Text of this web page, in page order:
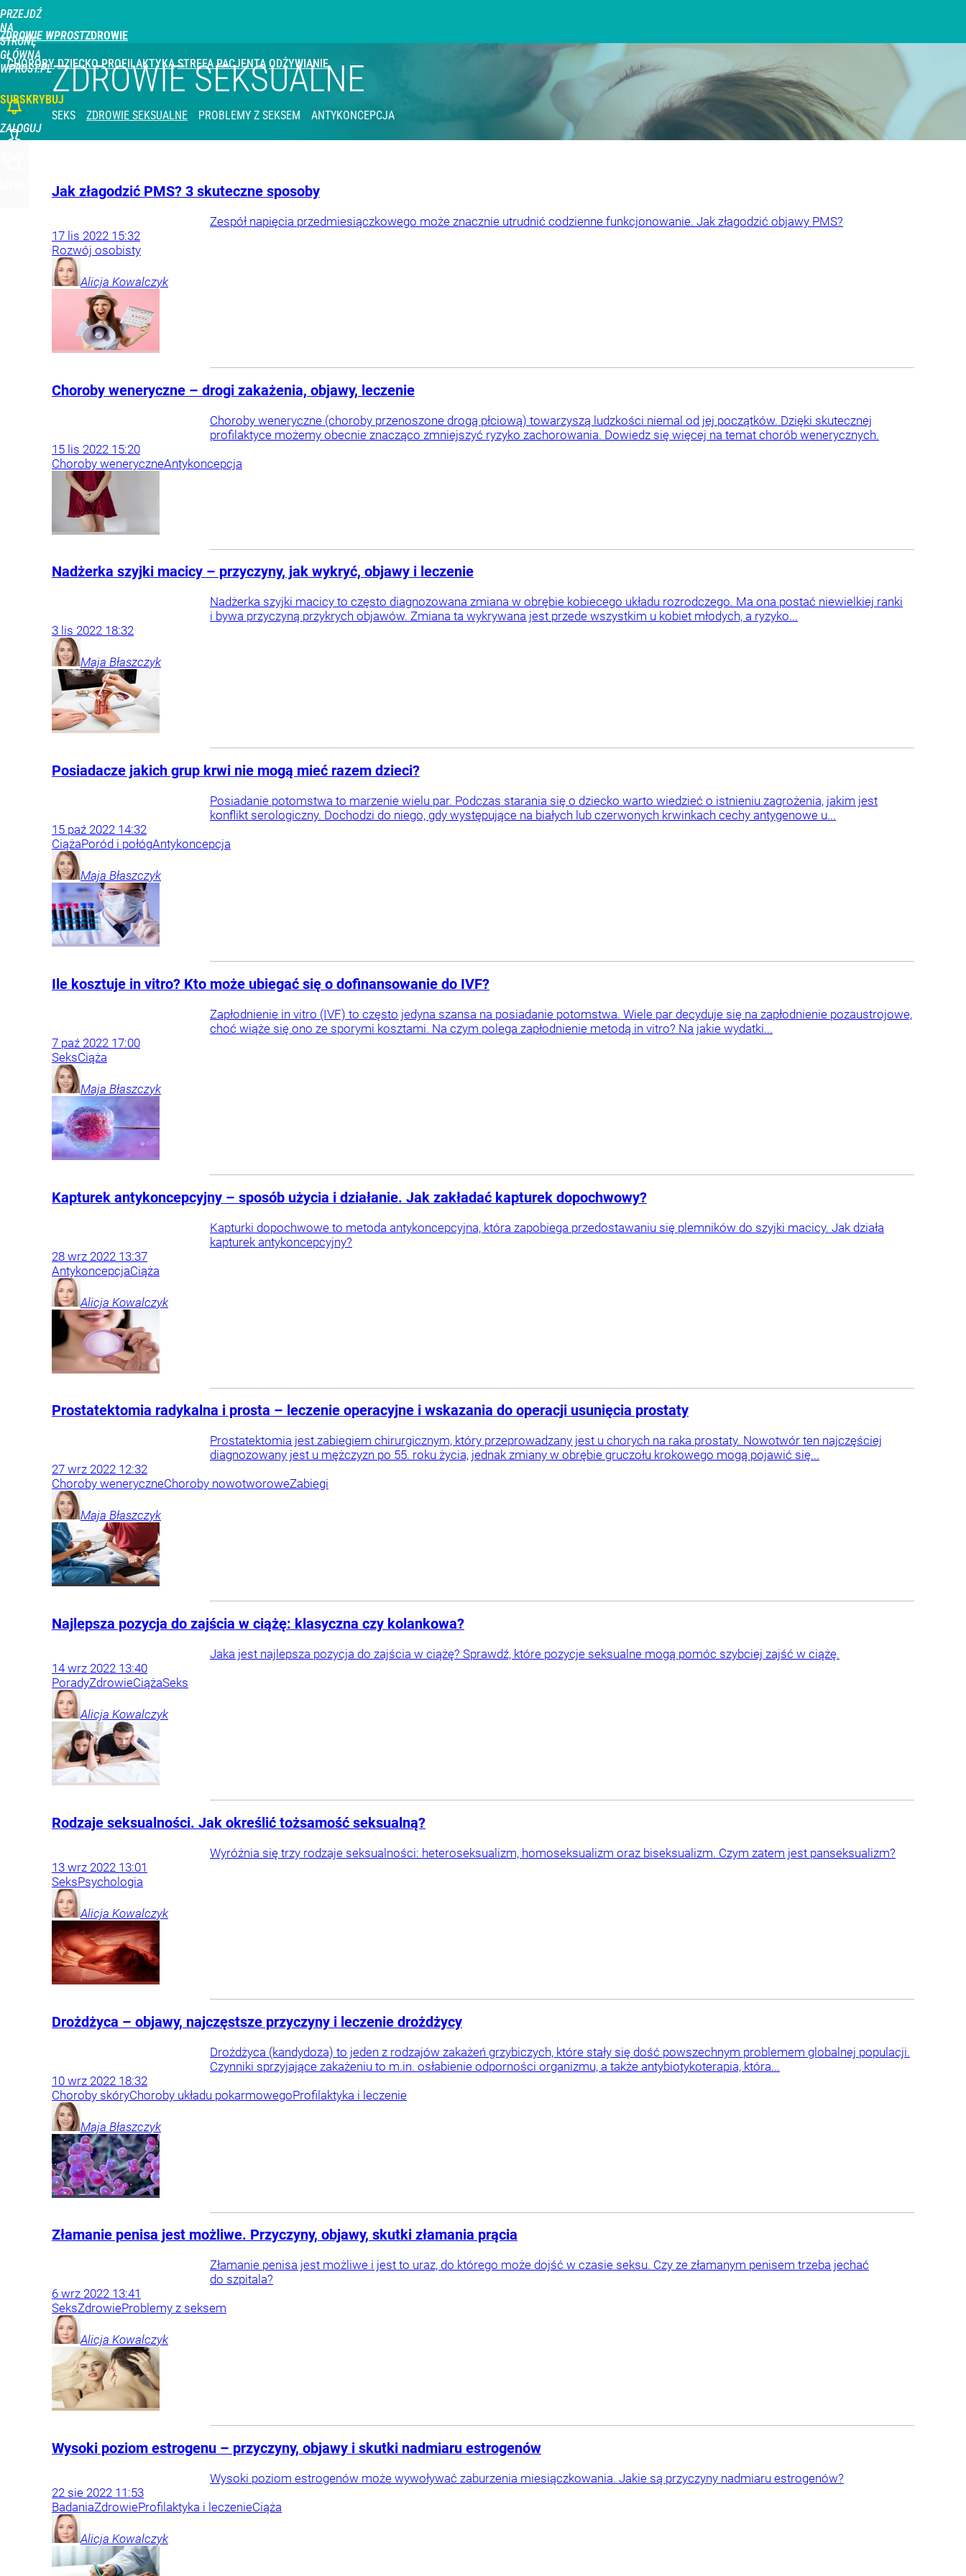
PRZEJDŹ
NA
STRONĘ
GŁÓWNĄ
WPROST.PL
ZDROWIE WPROST
CHOROBY DZIECKO PROFILAKTYKA STREFA PACJENTA ODŻYWIANIE
SUBSKRYBUJ
ZALOGUJ
ZDROWIE SEKSUALNE
SEKS ZDROWIE SEKSUALNE PROBLEMY Z SEKSEM ANTYKONCEPCJA
Jak złagodzić PMS? 3 skuteczne sposoby
Zespół napięcia przedmiesiączkowego może znacznie utrudnić codzienne funkcjonowanie. Jak złagodzić objawy PMS?
17 lis 2022 15:32
Rozwój osobisty
Alicja Kowalczyk
Choroby weneryczne – drogi zakażenia, objawy, leczenie
Choroby weneryczne (choroby przenoszone drogą płciową) towarzyszą ludzkości niemal od jej początków. Dzięki skutecznej
profilaktyce możemy obecnie znacząco zmniejszyć ryzyko zachorowania. Dowiedz się więcej na temat chorób wenerycznych.
15 lis 2022 15:20
Choroby weneryczneAntykoncepcja
Nadżerka szyjki macicy – przyczyny, jak wykryć, objawy i leczenie
Nadżerka szyjki macicy to często diagnozowana zmiana w obrębie kobiecego układu rozrodczego. Ma ona postać niewielkiej ranki
i bywa przyczyną przykrych objawów. Zmiana ta wykrywana jest przede wszystkim u kobiet młodych, a ryzyko...
3 lis 2022 18:32
Maja Błaszczyk
Posiadacze jakich grup krwi nie mogą mieć razem dzieci?
Posiadanie potomstwa to marzenie wielu par. Podczas starania się o dziecko warto wiedzieć o istnieniu zagrożenia, jakim jest
konflikt serologiczny. Dochodzi do niego, gdy występujące na białych lub czerwonych krwinkach cechy antygenowe u...
15 paź 2022 14:32
CiążaPoród i połógAntykoncepcja
Maja Błaszczyk
Ile kosztuje in vitro? Kto może ubiegać się o dofinansowanie do IVF?
Zapłodnienie in vitro (IVF) to często jedyna szansa na posiadanie potomstwa. Wiele par decyduje się na zapłodnienie pozaustrojowe,
choć wiąże się ono ze sporymi kosztami. Na czym polega zapłodnienie metodą in vitro? Na jakie wydatki...
7 paź 2022 17:00
SeksCiąża
Maja Błaszczyk
Kapturek antykoncepcyjny – sposób użycia i działanie. Jak zakładać kapturek dopochwowy?
Kapturki dopochwowe to metoda antykoncepcyjna, która zapobiega przedostawaniu się plemników do szyjki macicy. Jak działa
kapturek antykoncepcyjny?
28 wrz 2022 13:37
AntykoncepcjaCiąża
Alicja Kowalczyk
Prostatektomia radykalna i prosta – leczenie operacyjne i wskazania do operacji usunięcia prostaty
Prostatektomia jest zabiegiem chirurgicznym, który przeprowadzany jest u chorych na raka prostaty. Nowotwór ten najczęściej
diagnozowany jest u mężczyzn po 55. roku życia, jednak zmiany w obrębie gruczołu krokowego mogą pojawić się...
27 wrz 2022 12:32
Choroby weneryczneChoroby nowotworoweZabiegi
Maja Błaszczyk
Najlepsza pozycja do zajścia w ciążę: klasyczna czy kolankowa?
Jaka jest najlepsza pozycja do zajścia w ciążę? Sprawdź, które pozycje seksualne mogą pomóc szybciej zajść w ciążę.
14 wrz 2022 13:40
PoradyZdrowieCiążaSeks
Alicja Kowalczyk
Rodzaje seksualności. Jak określić tożsamość seksualną?
Wyróżnia się trzy rodzaje seksualności: heteroseksualizm, homoseksualizm oraz biseksualizm. Czym zatem jest panseksualizm?
13 wrz 2022 13:01
SeksPsychologia
Alicja Kowalczyk
Drożdżyca – objawy, najczęstsze przyczyny i leczenie drożdżycy
Drożdżyca (kandydoza) to jeden z rodzajów zakażeń grzybiczych, które stały się dość powszechnym problemem globalnej populacji.
Czynniki sprzyjające zakażeniu to m.in. osłabienie odporności organizmu, a także antybiotykoterapia, która...
10 wrz 2022 18:32
Choroby skóryChoroby układu pokarmowegoProfilaktyka i leczenie
Maja Błaszczyk
Złamanie penisa jest możliwe. Przyczyny, objawy, skutki złamania prącia
Złamanie penisa jest możliwe i jest to uraz, do którego może dojść w czasie seksu. Czy ze złamanym penisem trzeba jechać
do szpitala?
6 wrz 2022 13:41
SeksZdrowieProblemy z seksem
Alicja Kowalczyk
Wysoki poziom estrogenu – przyczyny, objawy i skutki nadmiaru estrogenów
Wysoki poziom estrogenów może wywoływać zaburzenia miesiączkowania. Jakie są przyczyny nadmiaru estrogenów?
22 sie 2022 11:53
BadaniaZdrowieProfilaktyka i leczenieCiąża
Alicja Kowalczyk